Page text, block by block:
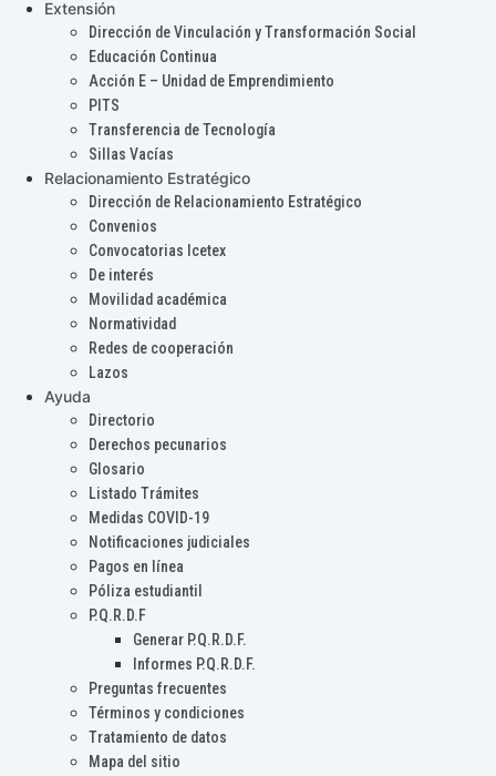
Extensión
Dirección de Vinculación y Transformación Social
Educación Continua
Acción E – Unidad de Emprendimiento
PITS
Transferencia de Tecnología
Sillas Vacías
Relacionamiento Estratégico
Dirección de Relacionamiento Estratégico
Convenios
Convocatorias Icetex
De interés
Movilidad académica
Normatividad
Redes de cooperación
Lazos
Ayuda
Directorio
Derechos pecunarios
Glosario
Listado Trámites
Medidas COVID-19
Notificaciones judiciales
Pagos en línea
Póliza estudiantil
P.Q.R.D.F
Generar P.Q.R.D.F.
Informes P.Q.R.D.F.
Preguntas frecuentes
Términos y condiciones
Tratamiento de datos
Mapa del sitio